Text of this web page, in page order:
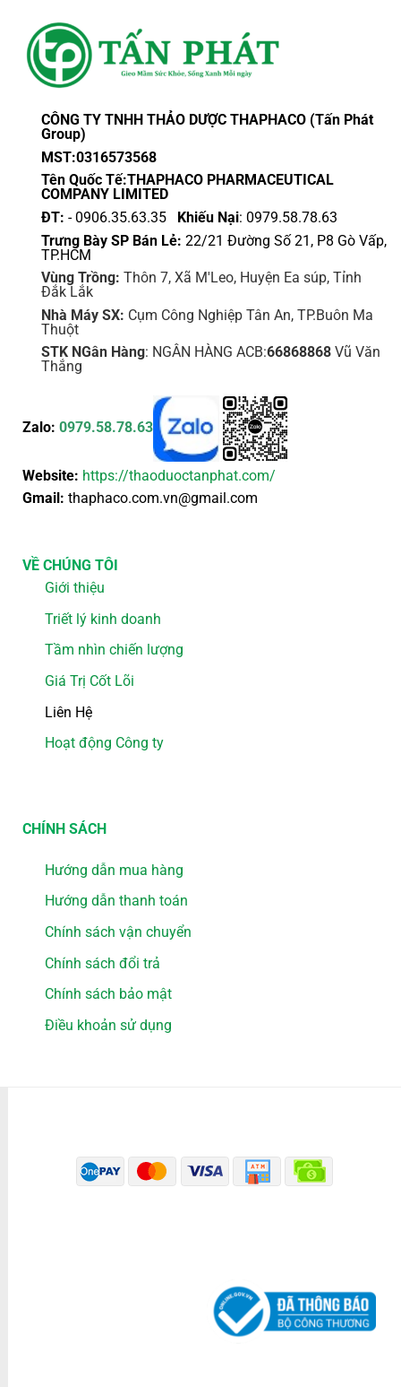
chọn
thể
chọn
trang
phẩm
thể
được
trang
phẩm
CÔNG TY TNHH THẢO DƯỢC THAPHACO (Tấn Phát
Group)
MST:0316573568
Tên Quốc Tế:THAPHACO PHARMACEUTICAL
COMPANY LIMITED
ĐT: - 0906.35.63.35 Khiếu Nại: 0979.58.78.63
Trưng Bày SP Bán Lẻ: 22/21 Đường Số 21, P8 Gò Vấp,
TP.HCM
Vùng Trồng: Thôn 7, Xã M'Leo, Huyện Ea súp, Tỉnh
Đắk Lắk
Nhà Máy SX: Cụm Công Nghiệp Tân An, TP.Buôn Ma
Thuột
STK NGân Hàng: NGÂN HÀNG ACB:66868868Vũ Văn
Thắng
Zalo: 0979.58.78.63
Website: https://thaoduoctanphat.com/
Gmail: thaphaco.com.vn@gmail.com
VỀ CHÚNG TÔI
Giới thiệu
Triết lý kinh doanh
Tầm nhìn chiến lượng
Giá Trị Cốt Lõi
Liên Hệ
Hoạt động Công ty
CHÍNH SÁCH
Hướng dẫn mua hàng
Hướng dẫn thanh toán
Chính sách vận chuyển
Chính sách đổi trả
Chính sách bảo mật
Điều khoản sử dụng